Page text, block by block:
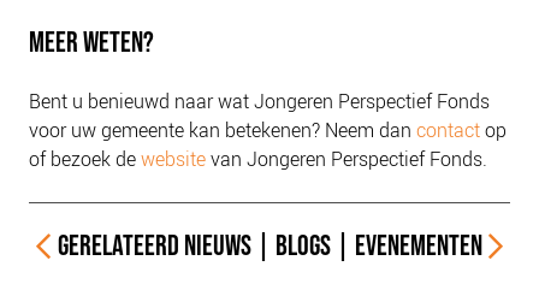
MEER WETEN?
Bent u benieuwd naar wat Jongeren Perspectief Fonds
voor uw gemeente kan betekenen? Neem dan contactop
of bezoekdewebsitevan Jongeren Perspectief Fonds.
GERELATEERD NIEUWS| BLOGS| EVENEMENTEN